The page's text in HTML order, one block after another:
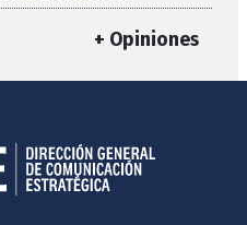
+ Opiniones